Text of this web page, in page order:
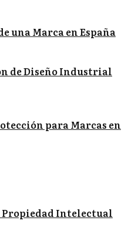
una Marca en España
de Diseño Industrial
para Marcas en
Propiedad Intelectual